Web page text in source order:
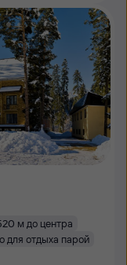
м до центра
для отдыха парой